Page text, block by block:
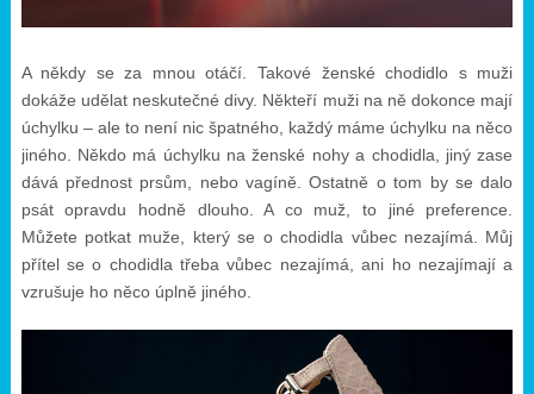
A někdy se za mnou otáčí. Takové ženské chodidlo s muži
dokáže udělat neskutečné divy. Někteří muži na ně dokonce mají
úchylku – ale to není nic špatného, každý máme úchylku na něco
jiného. Někdo má úchylku na ženské nohy a chodidla, jiný zase
dává přednost prsům, nebo vagíně. Ostatně o tom by se dalo
psát opravdu hodně dlouho. A co muž, to jiné preference.
Můžete potkat muže, který se o chodidla vůbec nezajímá. Můj
přítel se o chodidla třeba vůbec nezajímá, ani ho nezajímají a
vzrušuje ho něco úplně jiného.